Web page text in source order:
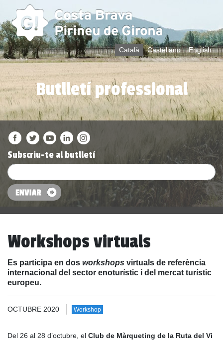
Català Castellano English
Butlletí professional
Subscriu-te al butlletí
Workshops virtuals
Es participa en dos workshops virtuals de referència
internacional del sector enoturístic i del mercat turístic
europeu.
OCTUBRE 2020 Workshop
Del 26 al 28 d’octubre, el Club de Màrqueting de la Ruta del Vi